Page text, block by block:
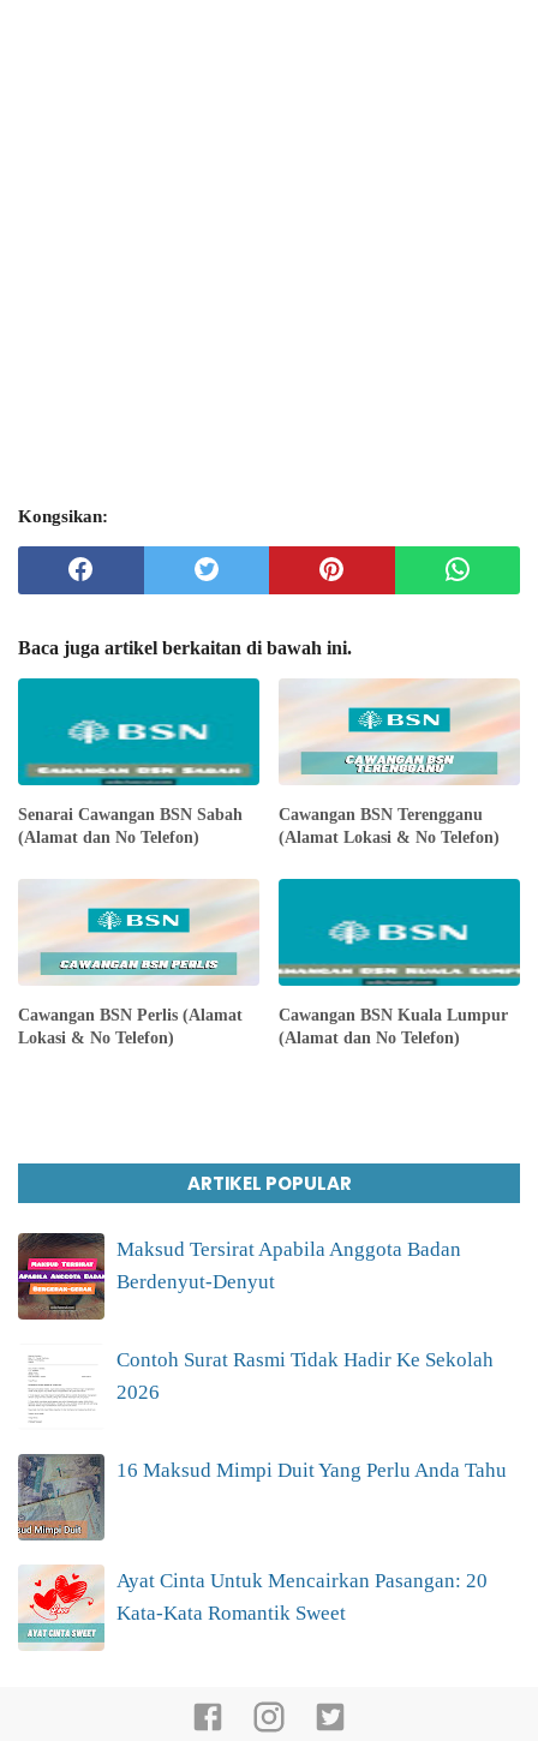
Kongsikan:
Baca juga artikel berkaitan di bawah ini.
Senarai Cawangan BSN Sabah
(Alamat dan No Telefon)
Cawangan BSN Terengganu
(Alamat Lokasi & No Telefon)
Cawangan BSN Perlis (Alamat
Lokasi & No Telefon)
Cawangan BSN Kuala Lumpur
(Alamat dan No Telefon)
ARTIKEL POPULAR
Maksud Tersirat Apabila Anggota Badan
Berdenyut-Denyut
Contoh Surat Rasmi Tidak Hadir Ke Sekolah
2026
16 Maksud Mimpi Duit Yang Perlu Anda Tahu
Ayat Cinta Untuk Mencairkan Pasangan: 20
Kata-Kata Romantik Sweet